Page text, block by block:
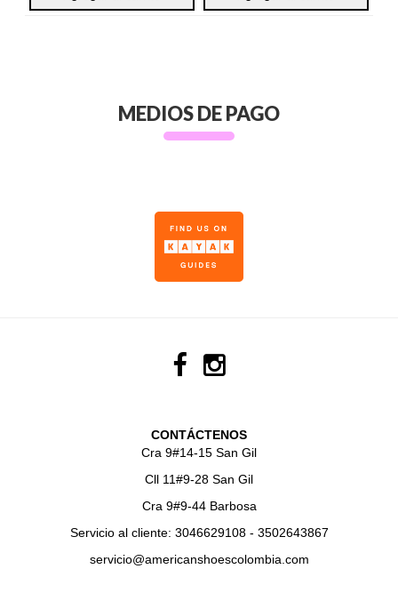
MEDIOS DE PAGO
CONTÁCTENOS
Cra 9#14-15 San Gil
Cll 11#9-28 San Gil
Cra 9#9-44 Barbosa
Servicio al cliente: 3046629108 - 3502643867
servicio@americanshoescolombia.com